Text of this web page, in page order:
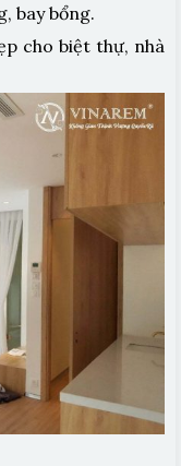
bay bổng.
cho biệt thự, nhà